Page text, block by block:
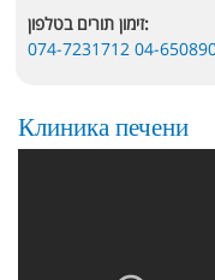
זימון תורים בטלפון:
Клиника печени